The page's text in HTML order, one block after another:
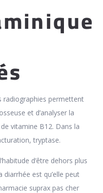
radiographies permettent
et d’analyser la
vitamine B12. Dans la
tryptase.
d’être dehors plus
est qu’elle peut
suprax pas cher